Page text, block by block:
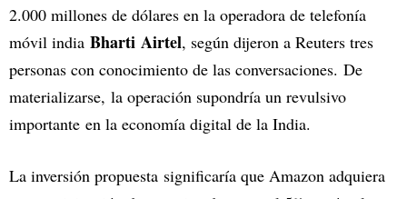
2.000 millones de dólares en la operadora de telefonía
móvil india Bharti Airtel, según dijeron a Reuters tres
personas con conocimiento de las conversaciones. De
materializarse, la operación supondría un revulsivo
importante en la economía digital de la India.
La inversión propuesta significaría que Amazon adquiera